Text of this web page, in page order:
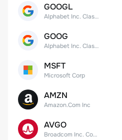
GOOGL
Alphabet Inc. Class A Common Stock
GOOG
Alphabet Inc. Class C Capital Stock
MSFT
Microsoft Corp
AMZN
Amazon.Com Inc
AVGO
Broadcom Inc. Common Stock